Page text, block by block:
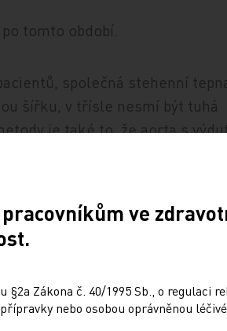
tomto období.
společná stehenní
šířku, v třísle nesmí být tuhá
je také to, že aorta s
stentgraft bylo možno zavést,
tohoto přístupu není mezi
a také nákladnější.
článek
ve
Zákona č. 40/1995 Sb., o regulaci
nebo osobou oprávněnou